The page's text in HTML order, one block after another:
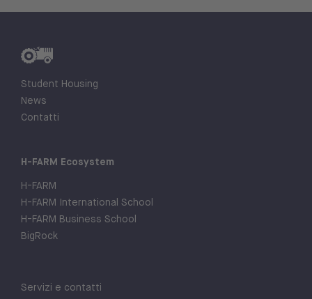
Student Housing
News
Contatti
H-FARM Ecosystem
H-FARM
H-FARM International School
H-FARM Business School
BigRock
Servizi e contatti